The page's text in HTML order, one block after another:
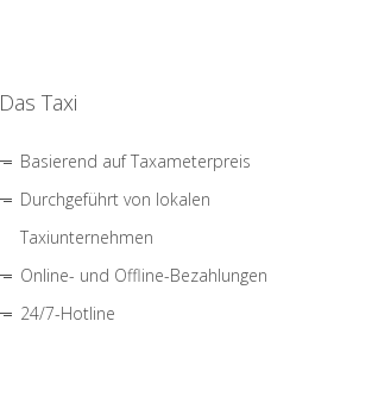
Das Taxi
Basierend auf Taxameterpreis
Durchgeführt von lokalen
Taxiunternehmen
Online- und Offline-Bezahlungen
24/7-Hotline